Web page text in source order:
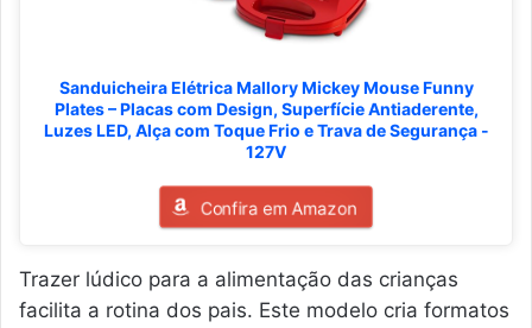
Sanduicheira Elétrica Mallory Mickey Mouse Funny
Plates – Placas com Design, Superfície Antiaderente,
Luzes LED, Alça com Toque Frio e Trava de Segurança -
127V
Confira em Amazon
Trazer lúdico para a alimentação das crianças
facilita a rotina dos pais. Este modelo cria formatos